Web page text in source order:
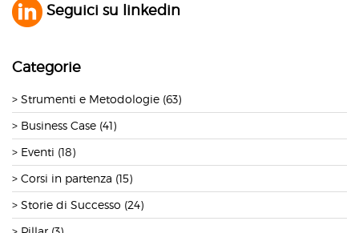
Seguici su linkedin
Categorie
Strumenti e Metodologie (63)
Business Case (41)
Eventi (18)
Corsi in partenza (15)
Storie di Successo (24)